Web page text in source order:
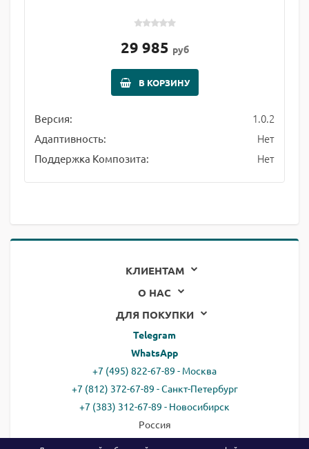
29 985 руб
В КОРЗИНУ
Версия: 1.0.2
Адаптивность: Нет
Поддержка Композита: Нет
КЛИЕНТАМ
О НАС
ДЛЯ ПОКУПКИ
Telegram
WhatsApp
+7 (495) 822-67-89 - Москва
+7 (812) 372-67-89 - Санкт-Петербург
+7 (383) 312-67-89 - Новосибирск
Россия
email:all@ready.website